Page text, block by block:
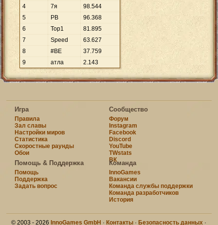
4
7я 98.544
5
PB 96.368
6
Top1 81.895
7
Speed 63.627
8
#BE 37.759
9
атла 2.143
Игра
Правила
Зал славы
Настройки миров
Статистика
Скоростные раунды
Обои
Сообщество
Форум
Instagram
Facebook
Discord
YouTube
TWstats
ВК
Помощь & Поддержка
Помощь
Поддержка
Задать вопрос
Команда
InnoGames
Вакансии
Команда службы поддержки
Команда разработчиков
История
© 2003 - 2026 InnoGames GmbH · Контакты · Безопасность данных ·